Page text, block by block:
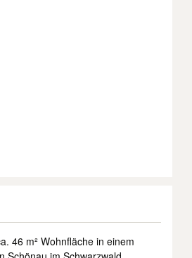
46 m² Wohnfläche in einem